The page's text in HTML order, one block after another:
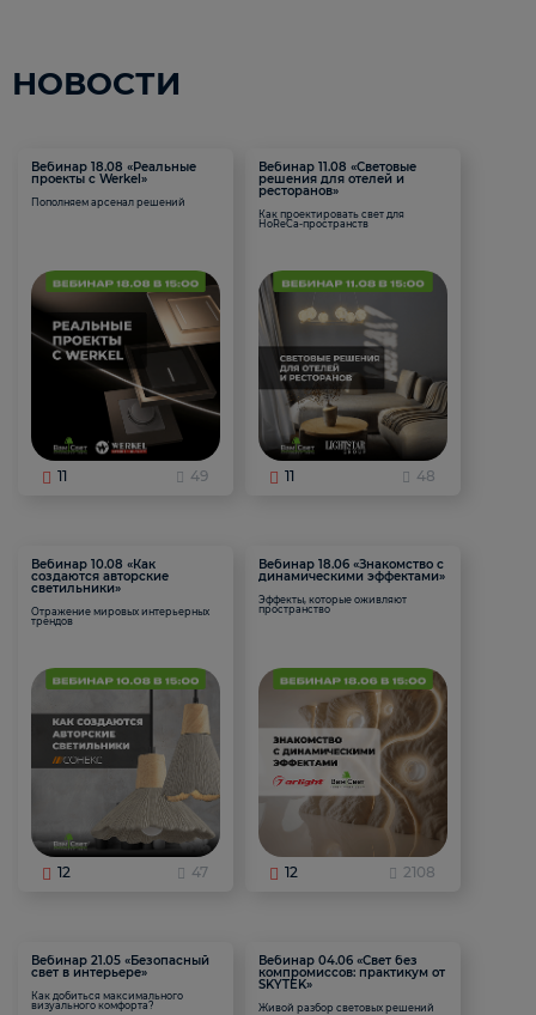
НОВОСТИ
Вебинар 18.08 «Реальные
проекты с Werkel»
Пополняем арсенал решений
11 49
Вебинар 11.08 «Световые
решения для отелей и
ресторанов»
Как проектировать свет для
HoReCa-пространств
11 48
Вебинар 10.08 «Как
создаются авторские
светильники»
Отражение мировых интерьерных
трендов
12 47
Вебинар 18.06 «Знакомство с
динамическими эффектами»
Эффекты, которые оживляют
пространство
12 2108
Вебинар 21.05 «Безопасный
свет в интерьере»
Как добиться максимального
визуального комфорта?
Вебинар 04.06 «Свет без
компромиссов: практикум от
SKYTEK»
Живой разбор световых решений